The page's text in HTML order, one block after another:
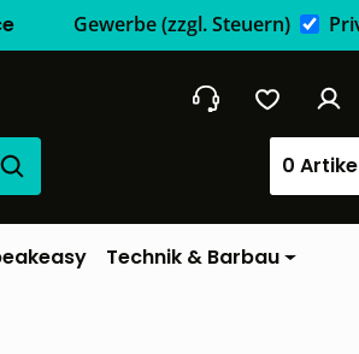
Gewerbe(zzgl. Steuern)
0
Technik & Barbau